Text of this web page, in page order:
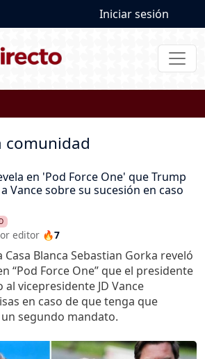
User
Iniciar sesión
comunidad
en 'Pod Force One' que Trump
Vance sobre su sucesión en caso
editor 🔥7
Blanca Sebastian Gorka reveló
“Pod Force One” que el presidente
vicepresidente JD Vance
en caso de que tenga que
segundo mandato.